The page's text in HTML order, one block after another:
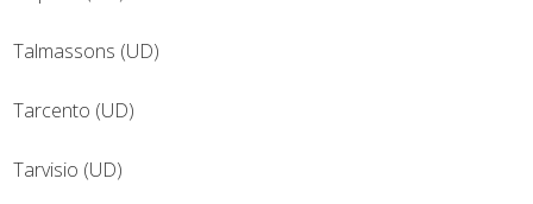
Talmassons (UD)
Tarcento (UD)
Tarvisio (UD)